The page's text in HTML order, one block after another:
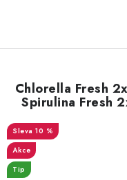
Chlorella Fresh
Spirulina Fresh
10 %
Akce
Tip